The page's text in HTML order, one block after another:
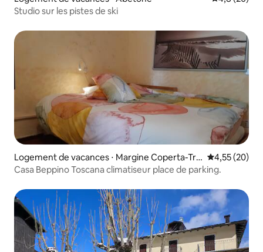
Studio sur les pistes de ski
Logement de vacances ⋅ Margine Coperta-Tra
versagna
Évaluation
4,55 (20)
Casa Beppino Toscana climatiseur place de parking.